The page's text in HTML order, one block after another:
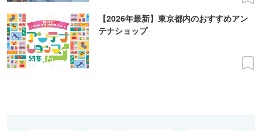
【2026年最新】東京都内のおすすめアン
テナショップ